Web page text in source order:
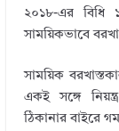
২০১৮-এর বিধি
সাময়িকভাবে
সাময়িক
একই সঙ্গে
ঠিকানার বাইরে